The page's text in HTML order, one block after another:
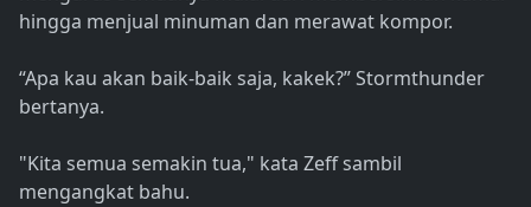
hingga menjual minuman dan merawat kompor.
“Apa kau akan baik-baik saja, kakek?” Stormthunder
bertanya.
"Kita semua semakin tua," kata Zeff sambil
mengangkat bahu.